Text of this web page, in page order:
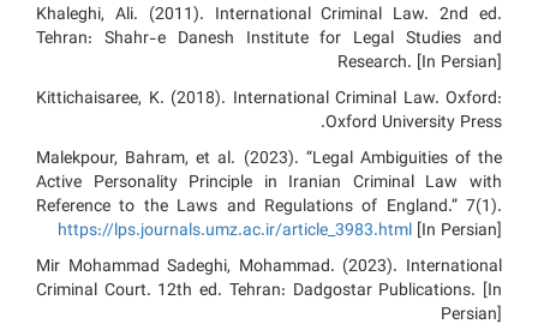
Khaleghi, Ali. (2011). International Criminal Law. 2nd ed.
Tehran: Shahr-e Danesh Institute for Legal Studies and
Research. [In Persian]
Kittichaisaree, K. (2018). International Criminal Law. Oxford:
Oxford University Press.
Malekpour, Bahram, et al. (2023). “Legal Ambiguities of the
Active Personality Principle in Iranian Criminal Law with
Reference to the Laws and Regulations of England.” 7(1).
https://lps.journals.umz.ac.ir/article_3983.html [In Persian]
Mir Mohammad Sadeghi, Mohammad. (2023). International
Criminal Court. 12th ed. Tehran: Dadgostar Publications. [In
Persian]